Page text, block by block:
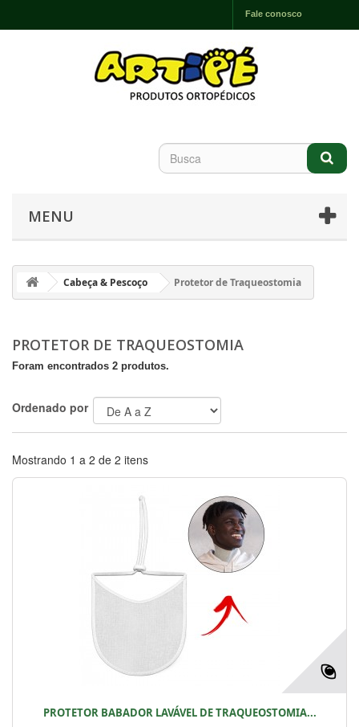
Fale conosco
MENU
Cabeça & Pescoço Protetor de Traqueostomia
PROTETOR DE TRAQUEOSTOMIA
Foram encontrados 2 produtos.
Ordenado por
Mostrando 1 a 2 de 2 itens
PROTETOR BABADOR LAVÁVEL DE TRAQUEOSTOMIA...